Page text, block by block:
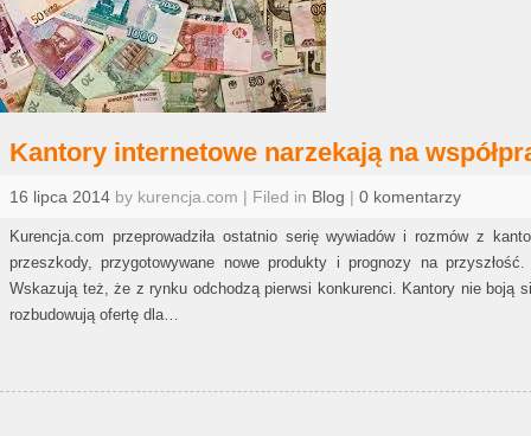
Kantory internetowe narzekają na
16 lipca 2014 by kurencja.com | Filed in Blog | 0 komentarzy
Kurencja.com przeprowadziła ostatnio serię wywiadów i rozmów z
przeszkody, przygotowywane nowe produkty i prognozy na
Wskazują też, że z rynku odchodzą pierwsi konkurenci. Kantory nie boją
rozbudowują ofertę dla…